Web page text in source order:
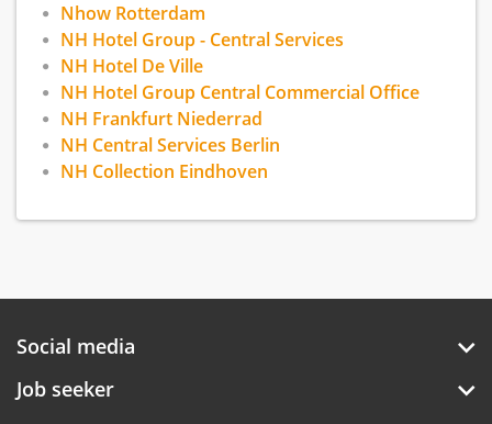
Nhow Rotterdam
NH Hotel Group - Central Services
NH Hotel De Ville
NH Hotel Group Central Commercial Office
NH Frankfurt Niederrad
NH Central Services Berlin
NH Collection Eindhoven
Social media
Job seeker